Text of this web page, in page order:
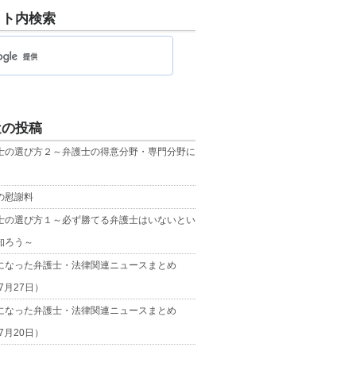
内検索
投稿
の選び方２～弁護士の得意分野・専門分野に
慰謝料
の選び方１～必ず勝てる弁護士はいないとい
ろう～
なった弁護士・法律関連ニュースまとめ
月27日）
なった弁護士・法律関連ニュースまとめ
月20日）